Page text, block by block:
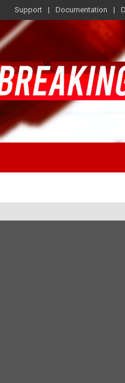
Support Documentation